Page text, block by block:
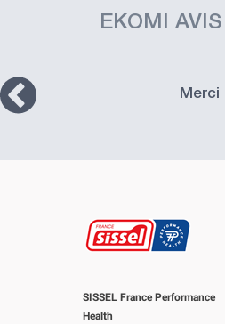
EKOMI AVIS
Merci
SISSEL France Performance
Health